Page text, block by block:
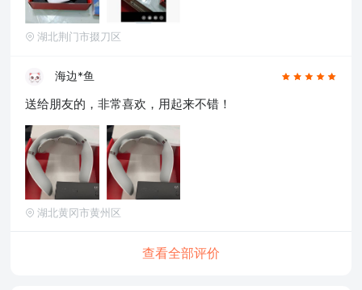
湖北荆门市掇刀区
海边*鱼
送给朋友的，非常喜欢，用起来不错！
湖北黄冈市黄州区
查看全部评价